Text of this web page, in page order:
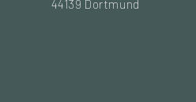
44139 Dortmund